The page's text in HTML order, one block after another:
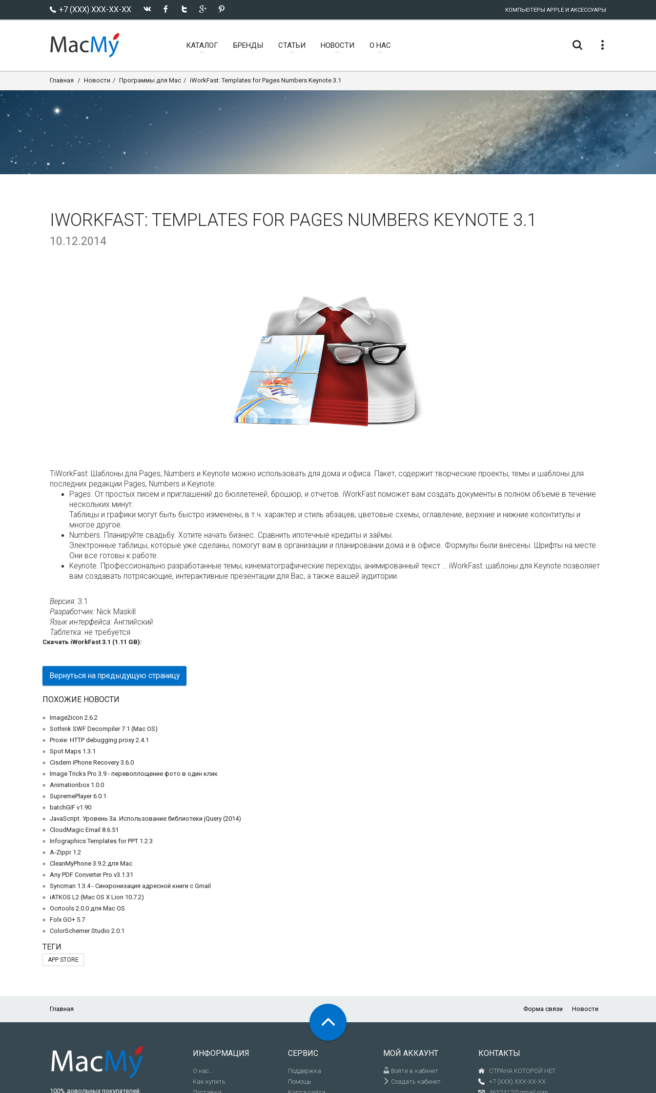
+7 (XXX) XXX-XX-XX КОМПЬЮТЕРЫ APPLE И АКСЕССУАРЫ
КАТАЛОГ БРЕНДЫ СТАТЬИ НОВОСТИ О НАС
Главная Новости Программы для Mac iWorkFast: Templates for Pages Numbers Keynote 3.1
IWORKFAST: TEMPLATES FOR PAGES NUMBERS KEYNOTE 3.1
10.12.2014
TiWorkFast: Шаблоны для Pages, Numbers и Keynote можно использовать для дома и офиса. Пакет, содержит творческие проекты, темы и шаблоны для
последних редакции Pages, Numbers и Keynote.
Pages. От простых писем и приглашений до бюллетеней, брошюр, и отчетов. iWorkFast поможет вам создать документы в полном объеме в течение
нескольких минут.
Таблицы и графики могут быть быстро изменены, в т.ч. характер и стиль абзацев, цветовые схемы, оглавление, верхние и нижние колонтитулы и
многое другое.
Numbers. Планируйте свадьбу. Хотите начать бизнес. Сравнить ипотечные кредиты и займы.
Электронные таблицы, которые уже сделаны, помогут вам в организации и планировании дома и в офисе. Формулы были внесены. Шрифты на месте.
Они все готовы к работе.
Keynote. Профессионально разработанные темы, кинематографические переходы, анимированный текст … iWorkFast: шаблоны для Keynote позволяет
вам создавать потрясающие, интерактивные презентации для Вас, а также вашей аудитории.
Версия: 3.1
Разработчик: Nick Maskill
Язык интерфейса: Английский
Таблетка: не требуется
Скачать iWorkFast 3.1 (1.11 GB):
Вернуться на предыдущую страницу
ПОХОЖИЕ НОВОСТИ
Image2icon 2.6.2
Sothink SWF Decompiler 7.1 (Mac OS)
Proxie: HTTP debugging proxy 2.4.1
Spot Maps 1.3.1
Cisdem iPhone Recovery 3.6.0
Image Tricks Pro 3.9 - перевоплощение фото в один клик
Animationbox 1.0.0
SupremePlayer 6.0.1
batchGIF v1.90
JavaScript. Уровень 3а. Использование библиотеки jQuery (2014)
CloudMagic Email 8.6.51
Infographics Templates for PPT 1.2.3
A-Zippr 1.2
CleanMyPhone 3.9.2 для Mac
Any PDF Converter Pro v3.1.31
Syncman 1.3.4 - Синхронизация адресной книги с Gmail
iATKOS L2 (Mac OS X Lion 10.7.2)
Ocrtools 2.0.0 для Mac OS
Folx GO+ 5.7
ColorSchemer Studio 2.0.1
ТЕГИ
APP STORE
Главная Форма связи Новости
100% довольных покупателей.
ИНФОРМАЦИЯ
О нас...
Как купить
СЕРВИС
Поддержка
Помощь
МОЙ АККАУНТ
Войти в кабинет
Создать кабинет
КОНТАКТЫ
СТРАНА КОТОРОЙ НЕТ
+7 (XXX) XXX-XX-XX